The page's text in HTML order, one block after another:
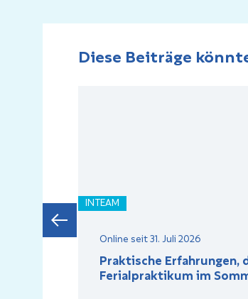
Diese Beiträge
INTEAM
Online seit 31. Juli 2026
Praktische Erfahrungen,
Ferialpraktikum im